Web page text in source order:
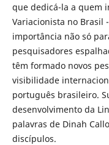
que dedicá-la a quem
Variacionista no Brasil
importância não só
pesquisadores
têm formado novos
visibilidade
português brasileiro.
desenvolvimento da
palavras de Dinah
discípulos.